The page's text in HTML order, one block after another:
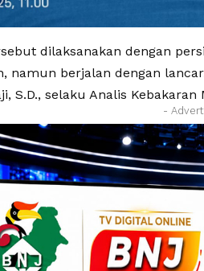
dilaksanakan dengan
namun berjalan dengan
S.D., selaku Analis Kebakaran
-